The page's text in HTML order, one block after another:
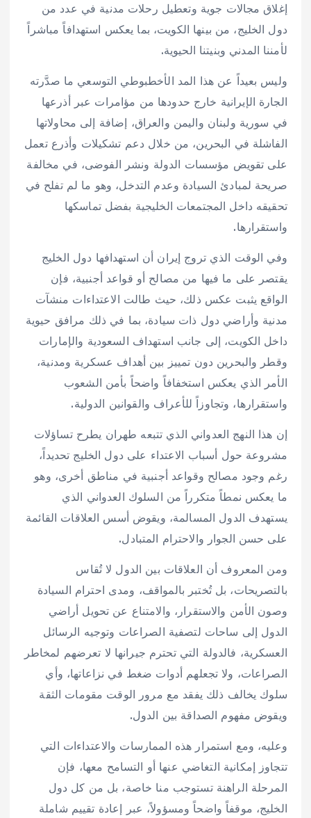
إغلاق مجالات جوية وتعطيل رحلات مدنية في عدد من
دول الخليج، من بينها الكويت، بما يعكس استهدافاً مباشراً
لأمننا المدني وبنيتنا الحيوية.
وليس بعيداً عن هذا المد الأخطبوطي التوسعي ما صدَّرته
الجارة الإيرانية خارج حدودها من مؤامرات عبر أذرعها
في سورية ولبنان واليمن والعراق، إضافة إلى محاولاتها
الفاشلة في البحرين، من خلال دعم تشكيلات وأذرع تعمل
على تقويض مؤسسات الدولة ونشر الفوضى، في مخالفة
صريحة لمبادئ السيادة وعدم التدخل، وهو ما لم تفلح في
تحقيقه داخل المجتمعات الخليجية بفضل تماسكها
واستقرارها.
وفي الوقت الذي تروج إيران أن استهدافها دول الخليج
يقتصر على ما فيها من مصالح أو قواعد أجنبية، فإن
الواقع يثبت عكس ذلك، حيث طالت الاعتداءات منشآت
مدنية وأراضي دول ذات سيادة، بما في ذلك مرافق حيوية
داخل الكويت، إلى جانب استهداف السعودية والإمارات
وقطر والبحرين دون تمييز بين أهداف عسكرية ومدنية،
الأمر الذي يعكس استخفافاً واضحاً بأمن الشعوب
واستقرارها، وتجاوزاً للأعراف والقوانين الدولية.
إن هذا النهج العدواني الذي تتبعه طهران يطرح تساؤلات
مشروعة حول أسباب الاعتداء على دول الخليج تحديداً،
رغم وجود مصالح وقواعد أجنبية في مناطق أخرى، وهو
ما يعكس نمطاً متكرراً من السلوك العدواني الذي
يستهدف الدول المسالمة، ويقوض أسس العلاقات القائمة
على حسن الجوار والاحترام المتبادل.
ومن المعروف أن العلاقات بين الدول لا تُقاس
بالتصريحات، بل تُختبر بالمواقف، ومدى احترام السيادة
وصون الأمن والاستقرار، والامتناع عن تحويل أراضي
الدول إلى ساحات لتصفية الصراعات وتوجيه الرسائل
العسكرية، فالدولة التي تحترم جيرانها لا تعرضهم لمخاطر
الصراعات، ولا تجعلهم أدوات ضغط في نزاعاتها، وأي
سلوك يخالف ذلك يفقد مع مرور الوقت مقومات الثقة
ويقوض مفهوم الصداقة بين الدول.
وعليه، ومع استمرار هذه الممارسات والاعتداءات التي
تتجاوز إمكانية التغاضي عنها أو التسامح معها، فإن
المرحلة الراهنة تستوجب منا خاصة، بل من كل دول
الخليج، موقفاً واضحاً ومسؤولاً، عبر إعادة تقييم شاملة